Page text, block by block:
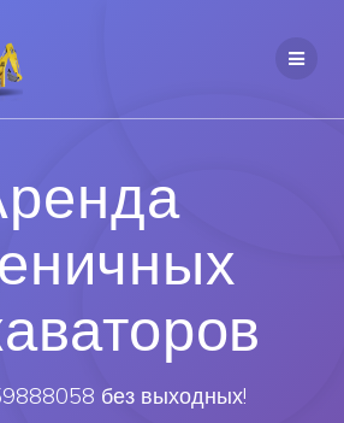
без выходных!